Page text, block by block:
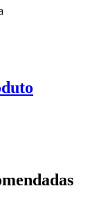
EW2014